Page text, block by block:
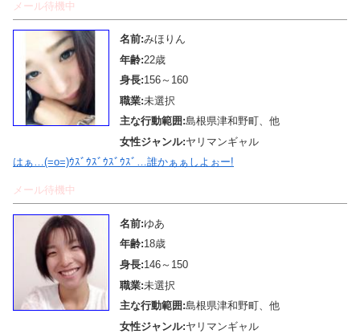
メール待機中
名前:みほりん
年齢:22歳
身長:156～160
職業:未選択
主な行動範囲:島根県津和野町、他
女性ジャンル:ヤリマンギャル
はぁ…(=o=)ｳｽﾞｳｽﾞｳｽﾞｳｽﾞ…誰かぁぁしよぉー!
メール待機中
名前:ゆあ
年齢:18歳
身長:146～150
職業:未選択
主な行動範囲:島根県津和野町、他
女性ジャンル:ヤリマンギャル